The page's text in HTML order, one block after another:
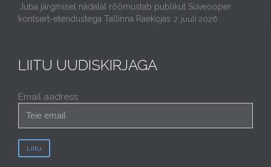
Juba järgmisel nädalal rõõmustab publikut Suveooper
kontsert-etendustega Tallinna Raekojas 7. juuli 2026
LIITU UUDISKIRJAGA
Email aadress: